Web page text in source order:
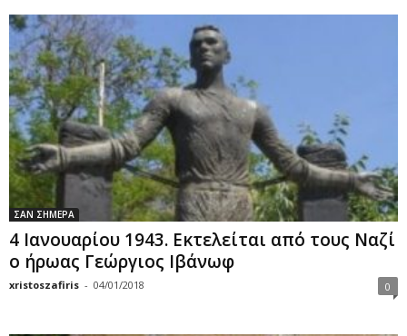
ΣΑΝ ΣΗΜΕΡΑ
4 Ιανουαρίου 1943. Εκτελείται από τους Ναζί
ο ήρωας Γεώργιος Ιβάνωφ
xristoszafiris - 04/01/2018 0